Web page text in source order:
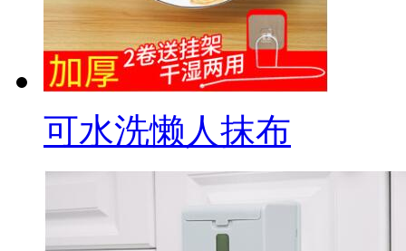
可水洗懒人抹布